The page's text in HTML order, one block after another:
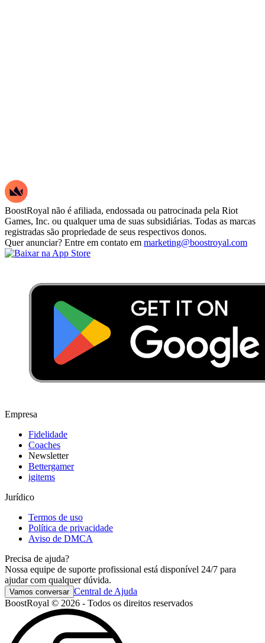
BoostRoyal não é afiliada, endossada ou patrocinada pela Riot
Games, Inc. ou qualquer uma de suas subsidiárias. Todas as marcas
registradas são propriedade de seus respectivos donos.
Quer anunciar? Entre em contato em marketing@boostroyal.com
Empresa
Fidelidade
Coaches
Newsletter
Bettergamer
igitems
Jurídico
Termos de uso
Política de privacidade
Aviso de DMCA
Precisa de ajuda?
Nossa equipe de suporte profissional está disponível 24/7 para
ajudar com qualquer dúvida.
Vamos conversar Central de Ajuda
BoostRoyal © 2026 - Todos os direitos reservados